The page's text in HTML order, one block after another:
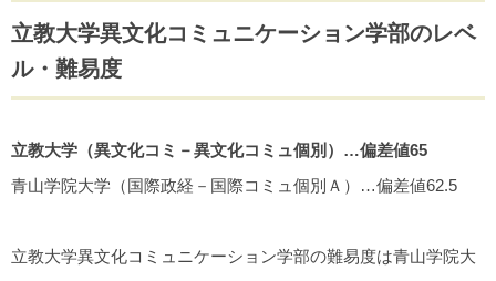
立教大学異文化コミュニケーション学部のレベ
ル・難易度
立教大学（異文化コミ－異文化コミュ個別）…偏差値65
青山学院大学（国際政経－国際コミュ個別Ａ）…偏差値62.5
立教大学異文化コミュニケーション学部の難易度は青山学院大